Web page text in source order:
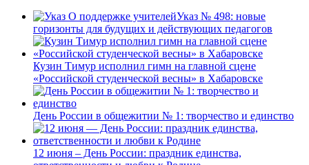
Указ № 498: новые
горизонты для будущих и действующих педагогов
Кузин Тимур исполнил гимн на главной сцене
«Российской студенческой весны» в Хабаровске
День России в общежитии № 1: творчество и единство
12 июня – День России: праздник единства,